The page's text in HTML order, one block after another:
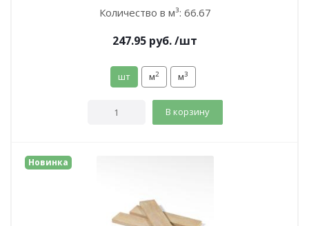
Количество в м³: 66.67
247.95 руб./шт
шт м2 м3
В корзину
Новинка